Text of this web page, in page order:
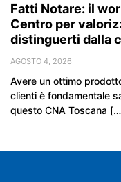
Fatti Notare: il
Centro per
distinguerti dalla
AGOSTO 4, 2026
Avere un ottimo
clienti è fondamentale
questo CNA Toscana